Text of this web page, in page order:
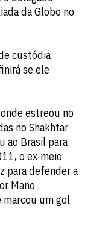
da Globo no
custódia
se ele
estreou no
no Shakhtar
ao Brasil para
o ex-meio
para defender a
Mano
marcou um gol